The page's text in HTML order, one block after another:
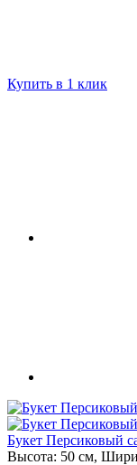
Купить в 1 клик
Букет Персиковый
Высота: 50 см,